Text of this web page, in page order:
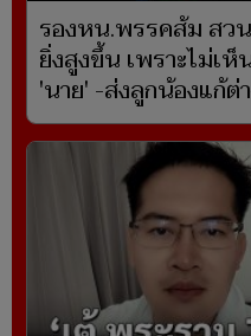
รองหน.พรรคส้ม สว
ยิ่งสูงขึ้น เพราะไม่เ
'นาย' -ส่งลูกน้องแก้ต่